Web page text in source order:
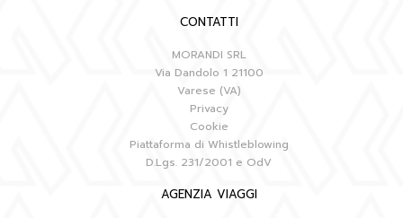
CONTATTI
MORANDI SRL
Via Dandolo 1 21100
Varese (VA)
Privacy
Cookie
Piattaforma di Whistleblowing
D.Lgs. 231/2001 e OdV
AGENZIA VIAGGI